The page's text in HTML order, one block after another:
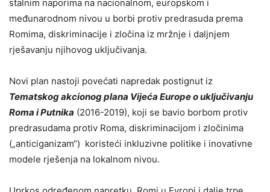
stalnim naporima na nacionalnom, europskom i
međunarodnom nivou u borbi protiv predrasuda prema
Romima, diskriminacije i zločina iz mržnje i daljnjem
rješavanju njihovog uključivanja.
Novi plan nastoji povećati napredak postignut iz
Tematskog akcionog plana Vijeća Europe o uključivanju
Roma i Putnika (2016-2019), koji se bavio borbom protiv
predrasudama protiv Roma, diskriminacijom i zločinima
(„anticiganizam“) koristeći inkluzivne politike i inovativne
modele rješenja na lokalnom nivou.